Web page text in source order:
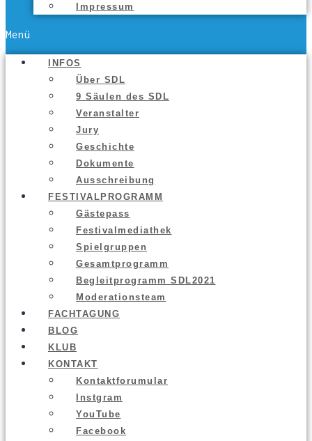
Impres­sum
Menü
INFOS
Über SDL
9 Säu­len des SDL
Ver­an­stal­ter
Jury
Geschich­te
Doku­men­te
Aus­schrei­bung
FES­TI­VAL­PRO­GRAMM
Gäs­te­pass
Fes­ti­val­me­dia­thek
Spiel­grup­pen
Gesamt­pro­gramm
Begleit­pro­gramm SDL2021
Mode­ra­ti­ons­team
FACH­TA­GUNG
BLOG
KLUB
KON­TAKT
Kon­takt­fo­ru­mu­lar
Inst­gram
You­Tube
Face­book